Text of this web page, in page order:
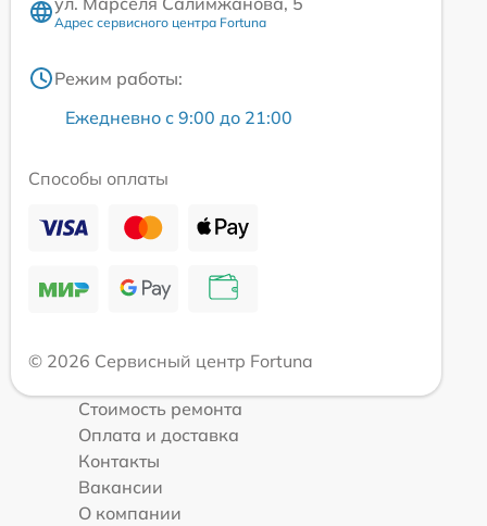
Адрес сервисного центра Fortuna
Режим работы:
Ежедневно с 9:00 до 21:00
Способы оплаты
© 2026 Сервисный центр Fortuna
Стоимость ремонта
Оплата и доставка
Контакты
Вакансии
О компании